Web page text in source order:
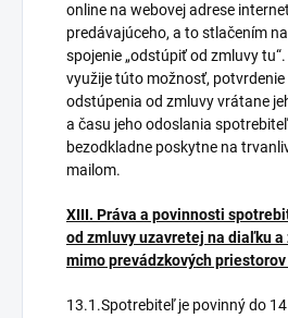
online na webovej adrese
predávajúceho, a to stlačením
spojenie „odstúpiť od zmluvy
využije túto možnosť, potvrdenie
odstúpenia od zmluvy vrátane
a času jeho odoslania
bezodkladne poskytne na
mailom.
XIII. Práva a povinnosti
od zmluvy uzavretej na diaľku
mimo prevádzkových
13.1.Spotrebiteľ je povinný do